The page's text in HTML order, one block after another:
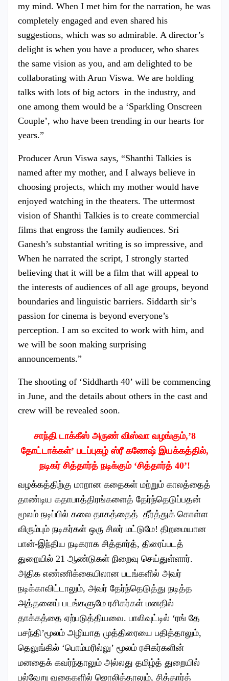
my mind. When I met him for the narration, he was
completely engaged and even shared his
suggestions, which was so admirable. A director’s
delight is when you have a producer, who shares
the same vision as you, and am delighted to be
collaborating with Arun Viswa. We are holding
talks with lots of big actors in the industry, and
one among them would be a ‘Sparkling Onscreen
Couple’, who have been trending in our hearts for
years.”
Producer Arun Viswa says, “Shanthi Talkies is
named after my mother, and I always believe in
choosing projects, which my mother would have
enjoyed watching in the theaters. The uttermost
vision of Shanthi Talkies is to create commercial
films that engross the family audiences. Sri
Ganesh’s substantial writing is so impressive, and
When he narrated the script, I strongly started
believing that it will be a film that will appeal to
the interests of audiences of all age groups, beyond
boundaries and linguistic barriers. Siddarth sir’s
passion for cinema is beyond everyone’s
perception. I am so excited to work with him, and
we will be soon making surprising
announcements.”
The shooting of ‘Siddharth 40’ will be commencing
in June, and the details about others in the cast and
crew will be revealed soon.
சாந்தி டாக்கீஸ் அருண் விஸ்வா வழங்கும்,’8
தோட்டாக்கள்’ படப்புகழ் ஸ்ரீ கணேஷ் இயக்கத்தில்,
நடிகர் சித்தார்த் நடிக்கும் ‘சித்தார்த் 40’!
வழக்கத்திற்கு மாறான கதைகள் மற்றும் காலத்தைத்
தாண்டிய கதாபாத்திரங்களைத் தேர்ந்தெடுப்பதன்
மூலம் நடிப்பில் கலை தாகத்தைத் தீர்த்துக் கொள்ள
விரும்பும் நடிகர்கள் ஒரு சிலர் மட்டுமே! திறமையான
பான்-இந்திய நடிகராக சித்தார்த், திரைப்படத்
துறையில் 21 ஆண்டுகள் நிறைவு செய்துள்ளார்.
அதிக எண்ணிக்கையிலான படங்களில் அவர்
நடிக்காவிட்டாலும், அவர் தேர்ந்தெடுத்து நடித்த
அத்தனைப் படங்களுமே ரசிகர்கள் மனதில்
தாக்கத்தை ஏற்படுத்தியவை. பாலிவுட்டில் ‘ரங் தே
பசந்தி’மூலம் அழியாத முத்திரையை பதித்தாலும்,
தெலுங்கில் ‘பொம்மரில்லு’ மூலம் ரசிகர்களின்
மனதைக் கவர்ந்தாலும் அல்லது தமிழ்த் துறையில்
பல்வேறு வகைகளில் ஜொலித்தாலும், சித்தார்த்